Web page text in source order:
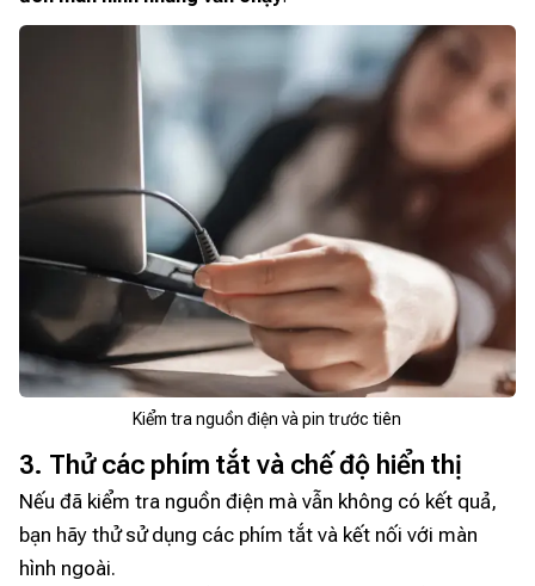
Kiểm tra nguồn điện và pin trước tiên
3. Thử các phím tắt và chế độ hiển thị
Nếu đã kiểm tra nguồn điện mà vẫn không có kết quả,
bạn hãy thử sử dụng các phím tắt và kết nối với màn
hình ngoài.